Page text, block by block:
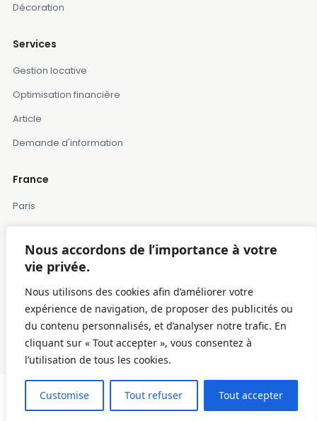
Nous accordons de l’importance à votre
vie privée.
Nous utilisons des cookies afin d’améliorer votre
expérience de navigation, de proposer des publicités ou
du contenu personnalisés, et d’analyser notre trafic. En
cliquant sur « Tout accepter », vous consentez à
l’utilisation de tous les cookies.
Customise Tout refuser Tout accepter
$0,00
0 (0 review)
Check
Décoration
Services
Gestion locative
Optimisation financière
Article
Demande d'information
France
Paris
Lille
Montpellier
Bordeaux
Toulose
Contact